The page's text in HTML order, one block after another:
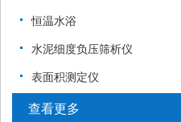
恒温水浴
水泥细度负压筛析仪
表面积测定仪
查看更多